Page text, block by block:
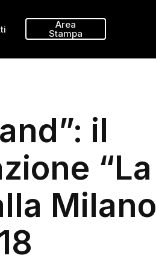
Area
Stampa
il
“La
Milano